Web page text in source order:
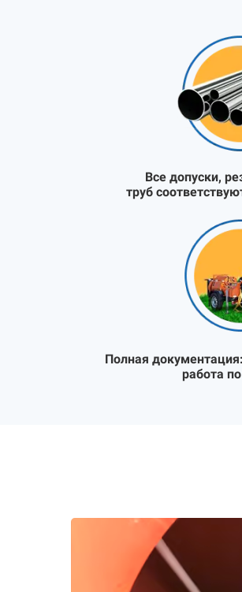
Все допуски,
труб
Полная документация:
работа